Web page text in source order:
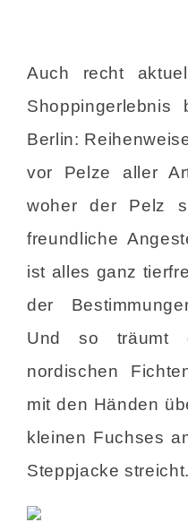
Auch recht
Berlin:
vor Pelze aller
woher der Pelz
freundliche
ist alles ganz
der
Und so träumt
nordischen
mit den Händen
kleinen Fuchses
Steppjacke streicht.